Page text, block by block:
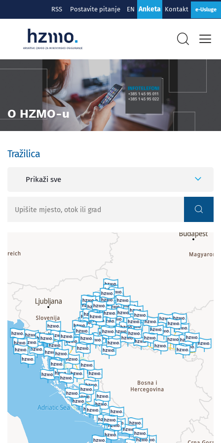
RSS Postavite pitanje EN Anketa Kontakt e-Usluge
O HZMO-u
Tražilica
Prikaži sve